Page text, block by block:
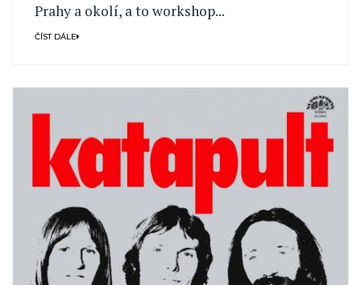
Prahy a okolí, a to workshop...
ČÍST DÁLE